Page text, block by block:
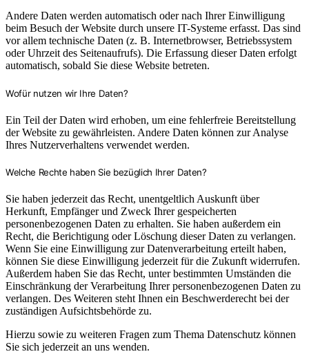
Andere Daten werden automatisch oder nach Ihrer Einwilligung
beim Besuch der Website durch unsere IT-Systeme erfasst. Das sind
vor allem technische Daten (z. B. Internetbrowser, Betriebssystem
oder Uhrzeit des Seitenaufrufs). Die Erfassung dieser Daten erfolgt
automatisch, sobald Sie diese Website betreten.
Wofür nutzen wir Ihre Daten?
Ein Teil der Daten wird erhoben, um eine fehlerfreie Bereitstellung
der Website zu gewährleisten. Andere Daten können zur Analyse
Ihres Nutzerverhaltens verwendet werden.
Welche Rechte haben Sie bezüglich Ihrer Daten?
Sie haben jederzeit das Recht, unentgeltlich Auskunft über
Herkunft, Empfänger und Zweck Ihrer gespeicherten
personenbezogenen Daten zu erhalten. Sie haben außerdem ein
Recht, die Berichtigung oder Löschung dieser Daten zu verlangen.
Wenn Sie eine Einwilligung zur Datenverarbeitung erteilt haben,
können Sie diese Einwilligung jederzeit für die Zukunft widerrufen.
Außerdem haben Sie das Recht, unter bestimmten Umständen die
Einschränkung der Verarbeitung Ihrer personenbezogenen Daten zu
verlangen. Des Weiteren steht Ihnen ein Beschwerderecht bei der
zuständigen Aufsichtsbehörde zu.
Hierzu sowie zu weiteren Fragen zum Thema Datenschutz können
Sie sich jederzeit an uns wenden.